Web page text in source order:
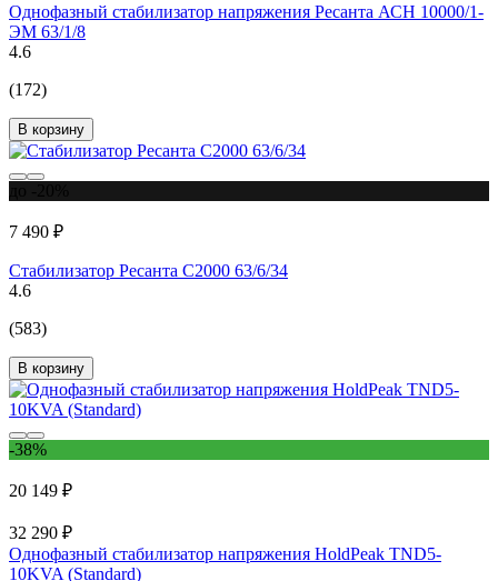
Однофазный стабилизатор напряжения Ресанта АСН 10000/1-
ЭМ 63/1/8
4.6
(172)
В корзину
7 490 ₽
Стабилизатор Ресанта С2000 63/6/34
4.6
(583)
В корзину
-38%
20 149 ₽
32 290 ₽
Однофазный стабилизатор напряжения HoldPeak TND5-
10KVA (Standard)